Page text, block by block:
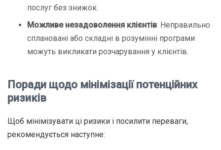
послуг без знижок.
Можливе незадоволення клієнтів: Неправильно
сплановані або складні в розумінні програми
можуть викликати розчарування у клієнтів.
Поради щодо мінімізації потенційних
ризиків
Щоб мінімізувати ці ризики і посилити переваги,
рекомендується наступне: